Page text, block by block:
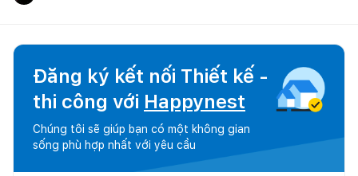
Đăng ký kết nối Thiết kế -
thi công với Happynest
Chúng tôi sẽ giúp bạn có một không gian
sống phù hợp nhất với yêu cầu